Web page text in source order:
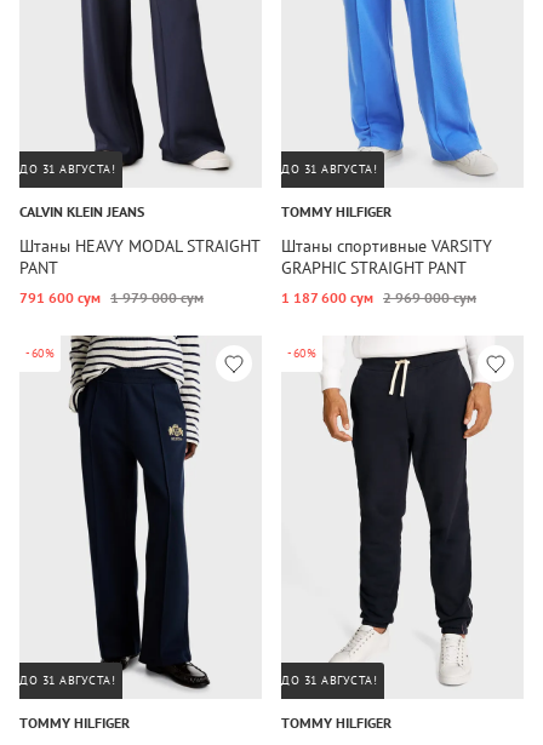
ДО 31 АВГУСТА!
CALVIN KLEIN JEANS
Штаны HEAVY MODAL STRAIGHT
PANT
791 600 сум 1 979 000 сум
ДО 31 АВГУСТА!
TOMMY HILFIGER
Штаны спортивные VARSITY
GRAPHIC STRAIGHT PANT
1 187 600 сум 2 969 000 сум
-60%
ДО 31 АВГУСТА!
TOMMY HILFIGER
-60%
ДО 31 АВГУСТА!
TOMMY HILFIGER